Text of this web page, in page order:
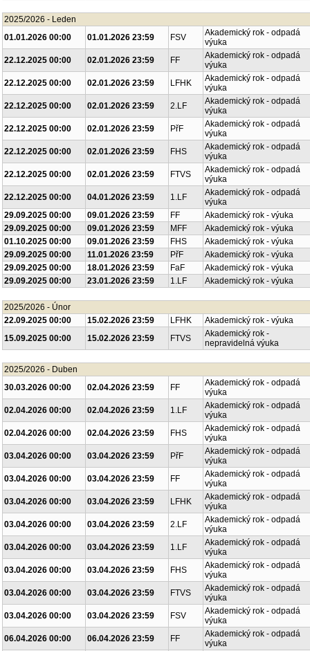
2025/2026 - Leden
01.01.2026 00:00
01.01.2026 23:59 FSV
Akademický rok - odpadá
výuka
22.12.2025 00:00
02.01.2026 23:59 FF
Akademický rok - odpadá
výuka
22.12.2025 00:00
02.01.2026 23:59 LFHK
Akademický rok - odpadá
výuka
22.12.2025 00:00
02.01.2026 23:59 2.LF
Akademický rok - odpadá
výuka
22.12.2025 00:00
02.01.2026 23:59 PřF
Akademický rok - odpadá
výuka
22.12.2025 00:00
02.01.2026 23:59 FHS
Akademický rok - odpadá
výuka
22.12.2025 00:00
02.01.2026 23:59 FTVS
Akademický rok - odpadá
výuka
22.12.2025 00:00
04.01.2026 23:59 1.LF
Akademický rok - odpadá
výuka
29.09.2025 00:00
09.01.2026 23:59 FF
Akademický rok - výuka
29.09.2025 00:00
09.01.2026 23:59 MFF
Akademický rok - výuka
01.10.2025 00:00
09.01.2026 23:59 FHS
Akademický rok - výuka
29.09.2025 00:00
11.01.2026 23:59 PřF
Akademický rok - výuka
29.09.2025 00:00
18.01.2026 23:59 FaF
Akademický rok - výuka
29.09.2025 00:00
23.01.2026 23:59 1.LF Akademický rok - výuka
2025/2026 - Únor
22.09.2025 00:00
15.02.2026 23:59 LFHK
Akademický rok - výuka
15.09.2025 00:00
15.02.2026 23:59 FTVS
Akademický rok -
nepravidelná výuka
2025/2026 - Duben
30.03.2026 00:00
02.04.2026 23:59 FF
Akademický rok - odpadá
výuka
02.04.2026 00:00
02.04.2026 23:59 1.LF
Akademický rok - odpadá
výuka
02.04.2026 00:00
02.04.2026 23:59 FHS
Akademický rok - odpadá
výuka
03.04.2026 00:00
03.04.2026 23:59 PřF
Akademický rok - odpadá
výuka
03.04.2026 00:00
03.04.2026 23:59 FF
Akademický rok - odpadá
výuka
03.04.2026 00:00
03.04.2026 23:59 LFHK
Akademický rok - odpadá
výuka
03.04.2026 00:00
03.04.2026 23:59 2.LF
Akademický rok - odpadá
výuka
03.04.2026 00:00
03.04.2026 23:59 1.LF
Akademický rok - odpadá
výuka
03.04.2026 00:00
03.04.2026 23:59 FHS
Akademický rok - odpadá
výuka
03.04.2026 00:00
03.04.2026 23:59 FTVS
Akademický rok - odpadá
výuka
03.04.2026 00:00
03.04.2026 23:59 FSV
Akademický rok - odpadá
výuka
06.04.2026 00:00
06.04.2026 23:59 FF
Akademický rok - odpadá
výuka